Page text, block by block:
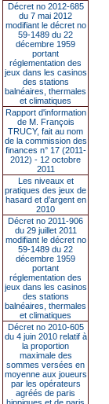
Décret no 2012-685
du 7 mai 2012
modifiant le décret no
59-1489 du 22
décembre 1959
portant
réglementation des
jeux dans les casinos
des stations
balnéaires, thermales
et climatiques
Rapport d'information
de M. François
TRUCY, fait au nom
de la commission des
finances n° 17 (2011-
2012) - 12 octobre
2011
Les niveaux et
pratiques des jeux de
hasard et d’argent en
2010
Décret no 2011-906
du 29 juillet 2011
modifiant le décret no
59-1489 du 22
décembre 1959
portant
réglementation des
jeux dans les casinos
des stations
balnéaires, thermales
et climatiques
Décret no 2010-605
du 4 juin 2010 relatif à
la proportion
maximale des
sommes versées en
moyenne aux joueurs
par les opérateurs
agréés de paris